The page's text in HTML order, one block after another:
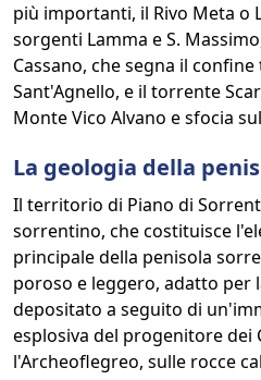
più importanti, il Rivo Meta o
sorgenti Lamma e S.
Cassano, che segna il
Sant'Agnello, e il torrente
Monte Vico Alvano e sfocia
La geologia della
Il territorio di Piano di
sorrentino, che costituisce
principale della penisola
poroso e leggero, adatto per
depositato a seguito di
esplosiva del progenitore dei
l'Archeoflegreo, sulle rocce